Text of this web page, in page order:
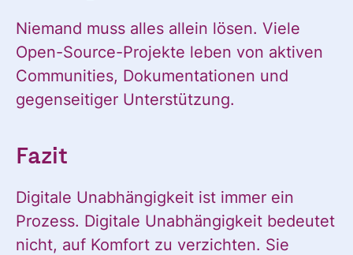
Niemand muss alles allein lösen. Viele
Open-Source-Projekte leben von aktiven
Communities, Dokumentationen und
gegenseitiger Unterstützung.
Fazit
Digitale Unabhängigkeit ist immer ein
Prozess. Digitale Unabhängigkeit bedeutet
nicht, auf Komfort zu verzichten. Sie